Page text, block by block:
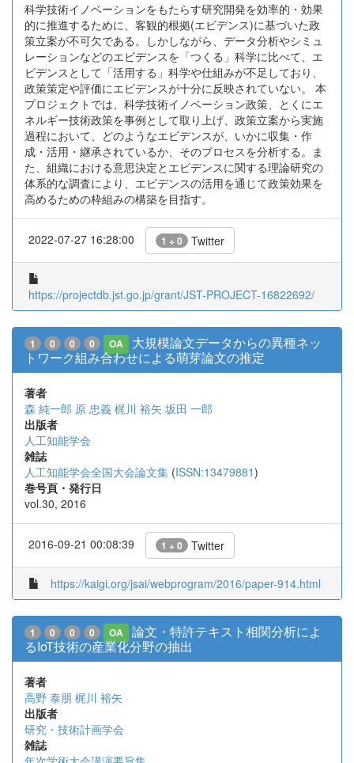
科学技術イノベーションをもたらす研究開発を効率的・効果
的に推進するために、客観的根拠(エビデンス)に基づいた政
策立案が不可欠である。しかしながら、データ分析やシミュ
レーションなどのエビデンスを「つくる」科学に比べて、エ
ビデンスとして「活用する」科学や仕組みが不足しており、
政策策定や評価にエビデンスが十分に反映されていない。 本
プロジェクトでは、科学技術イノベーション政策、とくにエ
ネルギー技術政策を事例として取り上げ、政策立案から実施
過程において、どのようなエビデンスが、いかに収集・作
成・活用・継承されているか、そのプロセスを分析する。ま
た、組織における意思決定とエビデンスに関する理論研究の
体系的な調査により、エビデンスの活用を通じて政策効果を
高めるための枠組みの構築を目指す。
2022-07-27 16:28:00 1 + 0 Twitter
https://projectdb.jst.go.jp/grant/JST-PROJECT-16822692/
1 0 0 0 OA
大規模論文データからの異種ネッ
トワーク組み合わせによる萌芽論文の推定
著者
森 純一郎 原 忠義 梶川 裕矢 坂田 一郎
出版者
人工知能学会
雑誌
人工知能学会全国大会論文集 (ISSN:13479881)
巻号頁・発行日
vol.30, 2016
2016-09-21 00:08:39 1 + 0 Twitter
https://kaigi.org/jsai/webprogram/2016/paper-914.html
1 0 0 0 OA
論文・特許テキスト相関分析によ
るIoT技術の産業化分野の抽出
著者
高野 泰朋 梶川 裕矢
出版者
研究・技術計画学会
雑誌